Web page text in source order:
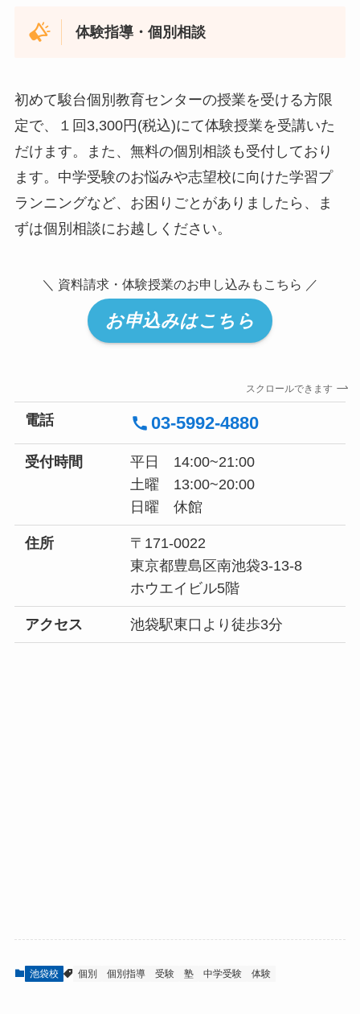
体験指導・個別相談
初めて駿台個別教育センターの授業を受ける方限
定で、１回3,300円(税込)にて体験授業を受講いた
だけます。また、無料の個別相談も受付しており
ます。中学受験のお悩みや志望校に向けた学習プ
ランニングなど、お困りごとがありましたら、ま
ずは個別相談にお越しください。
＼ 資料請求・体験授業のお申し込みもこちら ／
お申込みはこちら
スクロールできます
電話 03-5992-4880
受付時間
平日 14:00~21:00
土曜 13:00~20:00
日曜 休館
住所
〒171-0022
東京都豊島区南池袋3-13-8
ホウエイビル5階
アクセス 池袋駅東口より徒歩3分
池袋校 個別 個別指導 受験 塾 中学受験 体験